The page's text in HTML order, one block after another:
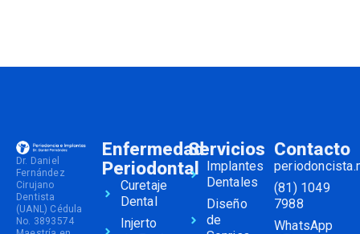
Dr. Daniel
Fernández
Cirujano
Dentista
(UANL) Cédula
No. 3893574
Enfermedad
Periodontal
Curetaje
Dental
Injerto
Servicios
Implantes
Dentales
Diseño
de
Contacto
(81) 1049
7988
WhatsApp